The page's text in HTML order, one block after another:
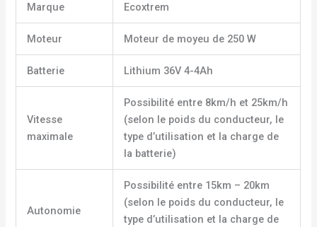
Marque Ecoxtrem
Moteur Moteur de moyeu de 250 W
Batterie Lithium 36V 4-4Ah
Vitesse
maximale
Possibilité entre 8km/h et 25km/h
(selon le poids du conducteur, le
type d’utilisation et la charge de
la batterie)
Autonomie
Possibilité entre 15km – 20km
(selon le poids du conducteur, le
type d’utilisation et la charge de